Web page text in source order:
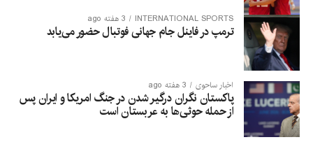
INTERNATIONAL SPORTS 3 هفته ago
ترمپ در فاینل جام جهانی فوتبال حضور می‌یابد
اخبار ساحوی 3 هفته ago
پاکستان نگران درگیر شدن در جنگ امریکا و ایران پس
از حمله حوثی‌ها به عربستان است